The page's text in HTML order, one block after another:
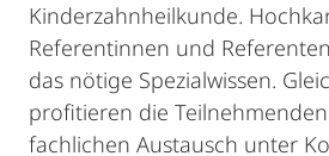
Kinderzahnheilkunde.
Referentinnen und
das nötige Spezialwissen.
profitieren die
fachlichen Austausch unter